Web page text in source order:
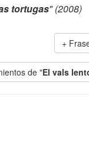
tortugas" (2008)
+
de "El vals